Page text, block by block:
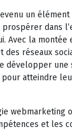
un
dans
Avec la montée
des réseaux
développer une
pour atteindre
webmarketing
et les